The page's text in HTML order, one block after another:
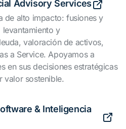
Advisory Services
de alto impacto: fusiones y
y
valoración de activos,
a Service. Apoyamos a
en sus decisiones estratégicas
valor sostenible.
& Inteligencia